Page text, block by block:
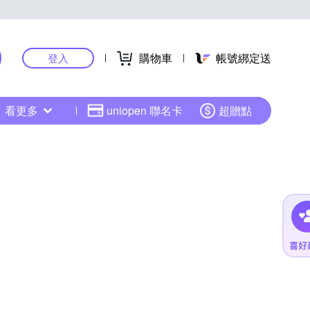
登入 購物車 帳號綁定送
看更多 uniopen 聯名卡 超贈點